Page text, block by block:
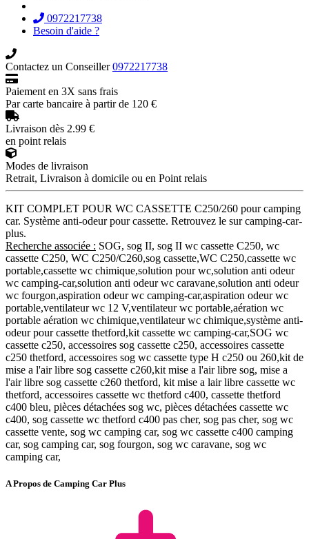
0972217738
Besoin d'aide ?
Contactez un Conseiller0972217738
Paiement en 3X sans frais
Par carte bancaire à partir de 120 €
Livraison dès 2.99 €
en point relais
Modes de livraison
Retrait, Livraison à domicile ou en Point relais
KIT COMPLET POUR WC CASSETTE C250/260 pour camping
car. Système anti-odeur pour cassette. Retrouvez le sur camping-car-
plus.
Recherche associée : SOG, sog II, sog II wc cassette C250, wc
cassette C250, WC C250/C260,sog cassette,WC C250,cassette wc
portable,cassette wc chimique,solution pour wc,solution anti odeur
wc camping-car,solution anti odeur wc caravane,solution anti odeur
wc fourgon,aspiration odeur wc camping-car,aspiration odeur wc
portable,ventilateur wc 12 V,ventilateur wc portable,aération wc
portable aération wc chimique,ventilateur wc chimique,système anti-
odeur pour cassette thetford,kit cassette wc camping-car,SOG wc
cassette c250, accessoires sog cassette c250, accessoires cassette
c250 thetford, accessoires sog wc cassette type H c250 ou 260,kit de
mise a l'air libre sog cassette c260,kit mise a l'air libre sog, mise a
l'air libre sog cassette c260 thetford, kit mise a lair libre cassette wc
thetford, accessoires cassette wc thetford c400, cassette thetford
c400 bleu, pièces détachées sog wc, pièces détachées cassette wc
c400, sog cassette wc thetford c400 pas cher, sog pas cher, sog wc
cassette vente, sog wc camping car, sog wc cassette c400 camping
car, sog camping car, sog fourgon, sog wc caravane, sog wc
camping car,
A Propos de Camping Car Plus